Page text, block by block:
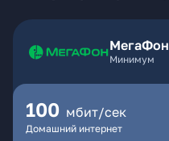
МегаФон
Минимум
100 мбит/сек
Домашний интернет